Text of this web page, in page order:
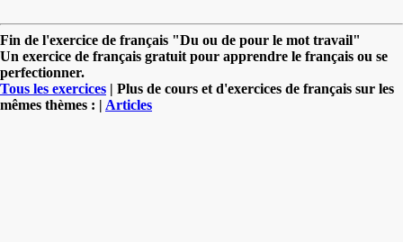
Fin de l'exercice de français "Du ou de pour le mot travail"
Un exercice de français gratuit pour apprendre le français ou se
perfectionner.
Tous les exercices | Plus de cours et d'exercices de français sur les
mêmes thèmes : | Articles